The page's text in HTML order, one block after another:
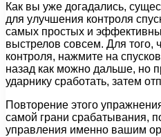
Как вы уже догадались,
для улучшения контроля
самых простых и
выстрелов совсем. Для того,
контроля, нажмите на
назад как можно дальше, но
ударнику сработать, затем
Повторение этого
самой грани срабатывания,
управления именно вашим